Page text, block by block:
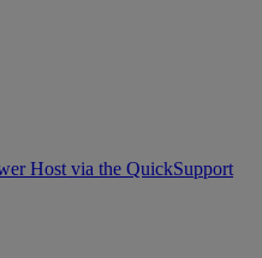
Host via the QuickSupport